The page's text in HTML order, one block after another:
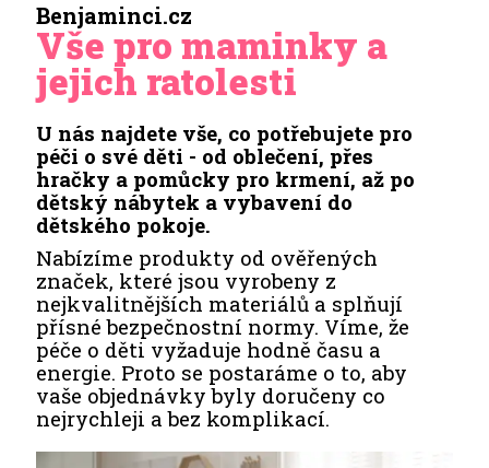
Benjaminci.cz
Vše pro maminky a
jejich ratolesti
U nás najdete vše, co potřebujete pro
péči o své děti - od oblečení, přes
hračky a pomůcky pro krmení, až po
dětský nábytek a vybavení do
dětského pokoje.
Nabízíme produkty od ověřených
značek, které jsou vyrobeny z
nejkvalitnějších materiálů a splňují
přísné bezpečnostní normy. Víme, že
péče o děti vyžaduje hodně času a
energie. Proto se postaráme o to, aby
vaše objednávky byly doručeny co
nejrychleji a bez komplikací.